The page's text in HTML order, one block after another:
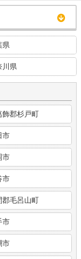
県
川県
飾郡杉戸町
市
市
市
郡毛呂山町
市
市